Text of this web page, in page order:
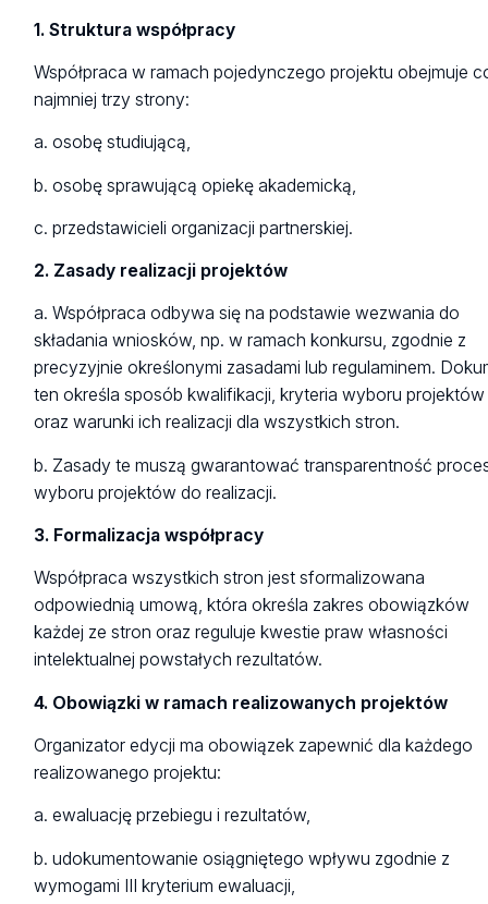
1. Struktura współpracy
Współpraca w ramach pojedynczego projektu obejmuje
najmniej trzy strony:
a. osobę studiującą,
b. osobę sprawującą opiekę akademicką,
c. przedstawicieli organizacji partnerskiej.
2. Zasady realizacji projektów
a. Współpraca odbywa się na podstawie wezwania do
składania wniosków, np. w ramach konkursu, zgodnie z
precyzyjnie określonymi zasadami lub regulaminem.
ten określa sposób kwalifikacji, kryteria wyboru projektów
oraz warunki ich realizacji dla wszystkich stron.
b. Zasady te muszą gwarantować transparentność
wyboru projektów do realizacji.
3. Formalizacja współpracy
Współpraca wszystkich stron jest sformalizowana
odpowiednią umową, która określa zakres obowiązków
każdej ze stron oraz reguluje kwestie praw własności
intelektualnej powstałych rezultatów.
4. Obowiązki w ramach realizowanych projektów
Organizator edycji ma obowiązek zapewnić dla każdego
realizowanego projektu:
a. ewaluację przebiegu i rezultatów,
b. udokumentowanie osiągniętego wpływu zgodnie z
wymogami III kryterium ewaluacji,